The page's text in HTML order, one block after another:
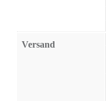
Versand